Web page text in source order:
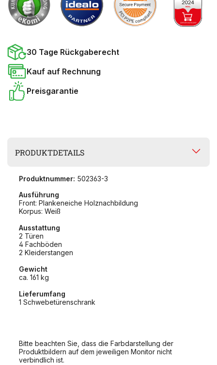
30 Tage Rückgaberecht
Kauf auf Rechnung
Preisgarantie
PRODUKTDETAILS
Produktnummer: 502363-3
Ausführung
Front: Plankeneiche Holznachbildung
Korpus: Weiß
Ausstattung
2 Türen
4 Fachböden
2 Kleiderstangen
Gewicht
ca. 161 kg
Lieferumfang
1 Schwebetürenschrank
Bitte beachten Sie, dass die Farbdarstellung der
Produktbildern auf dem jeweiligen Monitor nicht
verbindlich ist.